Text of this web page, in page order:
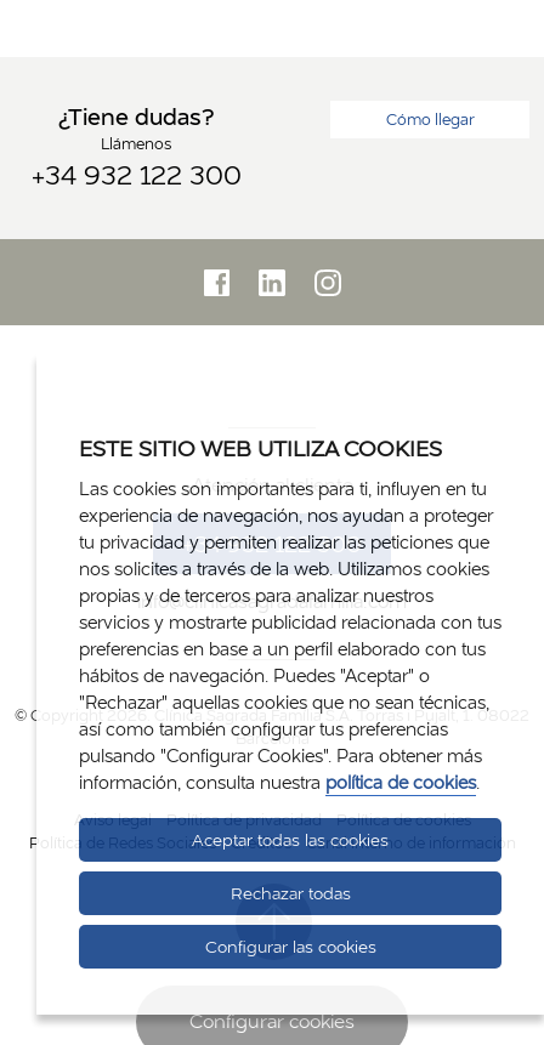
¿Tiene dudas?
Llámenos
+34 932 122 300
Cómo llegar
Atención al cliente
+34 932 122 300
info@clinicasagradafamilia.com
© Copyright 2026. Clínica Sagrada Família S.A. Torras i Pujalt, 1. 08022
Barcelona
Aviso legal Política de privacidad
Política de cookies
Política de Redes Sociales
Créditos Canal interno de información
Configurar cookies
ESTE SITIO WEB UTILIZA COOKIES
Las cookies son importantes para ti, influyen en tu
experiencia de navegación, nos ayudan a proteger
tu privacidad y permiten realizar las peticiones que
nos solicites a través de la web. Utilizamos cookies
propias y de terceros para analizar nuestros
servicios y mostrarte publicidad relacionada con tus
preferencias en base a un perfil elaborado con tus
hábitos de navegación. Puedes "Aceptar" o
"Rechazar" aquellas cookies que no sean técnicas,
así como también configurar tus preferencias
pulsando "Configurar Cookies". Para obtener más
información, consulta nuestra política de cookies.
Aceptar todas las cookies
Rechazar todas
Configurar las cookies